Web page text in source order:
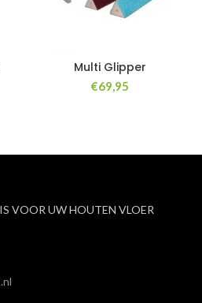
Multi Glipper
€69,95
VOOR UW HOUTEN VLOER